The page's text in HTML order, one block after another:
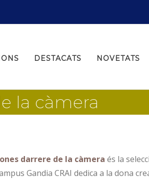
DESTACATS NOVETATS
la càmera
darrere de la càmera és la
Gandia CRAI dedica a la dona